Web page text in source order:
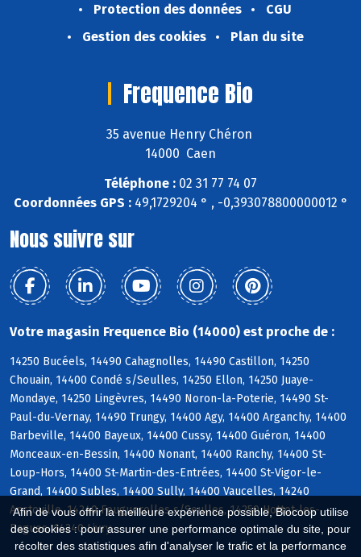
Afin de vous offrir la meilleure expérience possible, Biocoop utilise
des cookies : pour assurer une performance optimale du site, pour
récolter des statistiques afin d'analyser le trafic et la performance
Protection des données
CGU
Gestion des cookies
Plan du site
Frequence Bio
35 avenue Henry Chéron
14000 Caen
Téléphone : 02 31 77 74 07
Coordonnées GPS :49,1729204 ° , -0,393078800000012 °
Nous suivre sur
Votre magasin Frequence Bio (14000) est proche de :
14250 Bucéels, 14490 Cahagnolles, 14490 Castillon, 14250
Chouain, 14400 Condé s/Seulles, 14250 Ellon, 14250 Juaye-
Mondaye, 14250 Lingèvres, 14490 Noron-la-Poterie, 14490 St-
Paul-du-Vernay, 14490 Trungy, 14400 Agy, 14400 Arganchy, 14400
Barbeville, 14400 Bayeux, 14400 Cussy, 14400 Guéron, 14400
Monceaux-en-Bessin, 14400 Nonant, 14400 Ranchy, 14400 St-
Loup-Hors, 14400 St-Martin-des-Entrées, 14400 St-Vigor-le-
Grand, 14400 Subles, 14400 Sully, 14400 Vaucelles, 14240
Anctoville, 14240 Feuguerolles s/Seulles, 14250 Hottot-les-
Bagues, 14240 Livry